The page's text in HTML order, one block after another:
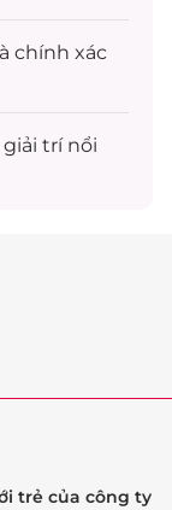
chính xác
giải trínổi
trẻ của công ty